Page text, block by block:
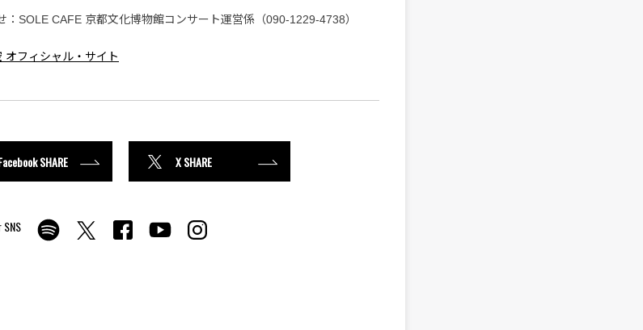
：SOLE CAFE 京都文化博物館コンサート運営係（090-1229-4738）
オフィシャル・サイト
SHARE X SHARE